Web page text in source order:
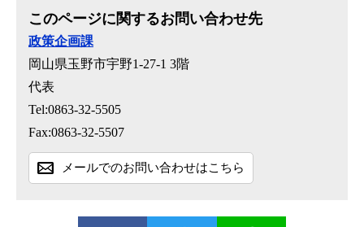
このページに関するお問い合わせ先
政策企画課
岡山県玉野市宇野1-27-1 3階
代表
Tel:0863-32-5505
Fax:0863-32-5507
メールでのお問い合わせはこちら